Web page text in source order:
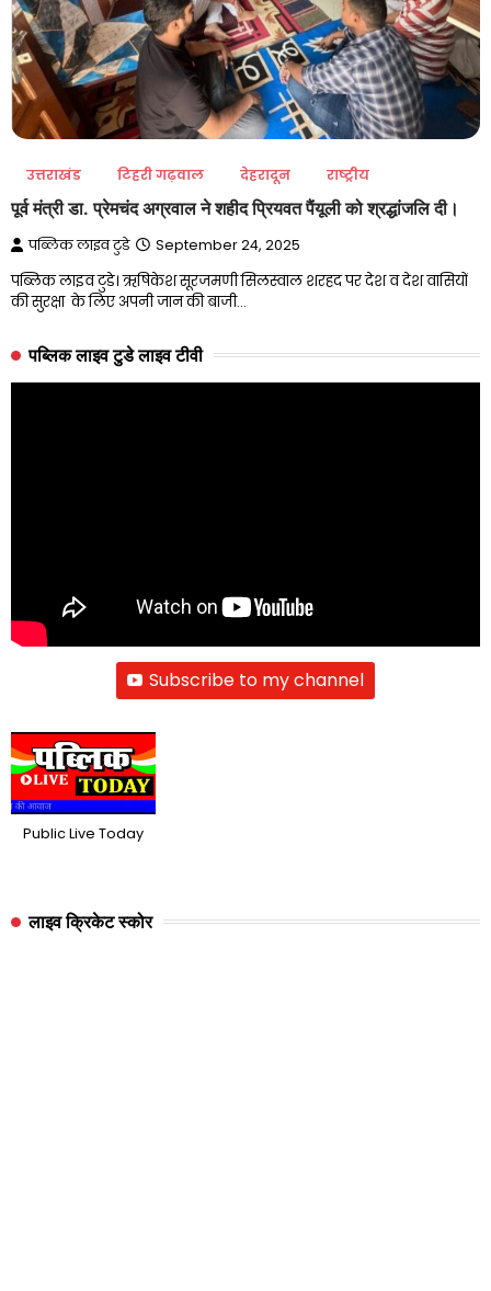
उत्तराखंड टिहरी गढ़वाल देहरादून राष्ट्रीय
पूर्व मंत्री डा. प्रेमचंद अग्रवाल ने शहीद प्रियवत पैंयूली को श्रद्धांजलि दी।
पब्लिक लाइव टुडे September 24, 2025
पब्लिक लाइव टुडे। ऋषिकेश सूरजमणी सिलस्वाल शरहद पर देश व देश वासियों
की सुरक्षा के लिए अपनी जान की बाजी…
पब्लिक लाइव टुडे लाइव टीवी
Subscribe to my channel
Public Live Today
लाइव क्रिकेट स्कोर